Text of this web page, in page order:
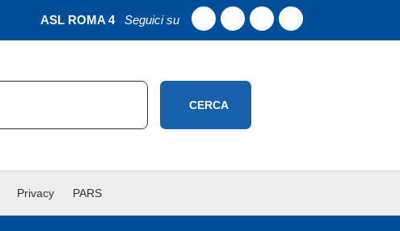
ASL ROMA 4 Seguici su
CERCA
Privacy PARS